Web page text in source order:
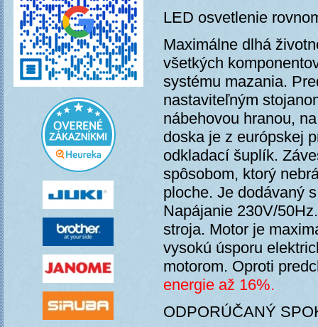
LED osvetlenie
Maximálne dlhá
všetkých
systému mazania.
nastaviteľným
nábehovou hranou,
doska je z európskej
odkladací šuplík.
spôsobom, ktorý
ploche. Je dodávaný
Napájanie 230V/
stroja. Motor je
vysokú úsporu
motorom. Oproti
energie až 16%.
ODPORÚČANÝ